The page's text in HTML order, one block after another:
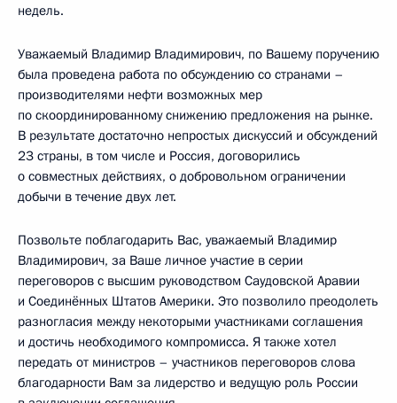
недель.
Уважаемый Владимир Владимирович, по Вашему поручению
была проведена работа по обсуждению со странами –
производителями нефти возможных мер
по скоординированному снижению предложения на рынке.
В результате достаточно непростых дискуссий и обсуждений
23 страны, в том числе и Россия, договорились
о совместных действиях, о добровольном ограничении
добычи в течение двух лет.
Позвольте поблагодарить Вас, уважаемый Владимир
Владимирович, за Ваше личное участие в серии
переговоров с высшим руководством Саудовской Аравии
и Соединённых Штатов Америки. Это позволило преодолеть
разногласия между некоторыми участниками соглашения
и достичь необходимого компромисса. Я также хотел
передать от министров – участников переговоров слова
благодарности Вам за лидерство и ведущую роль России